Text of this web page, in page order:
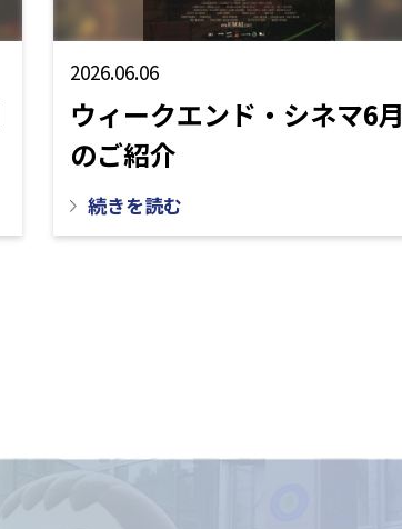
2026.06.06
ウィークエンド・シネマ6月
のご紹介
続きを読む